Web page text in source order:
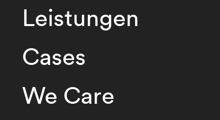
Leistungen
Cases
We Care